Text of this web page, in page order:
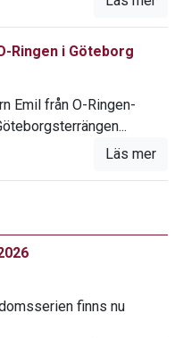
Ringen i Göteborg
Emil från O-Ringen-
Läs mer
finns nu